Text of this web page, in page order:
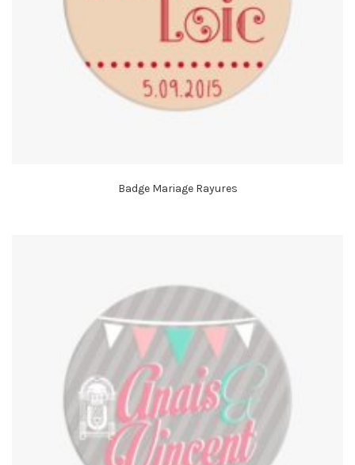
Badge Mariage Rayures